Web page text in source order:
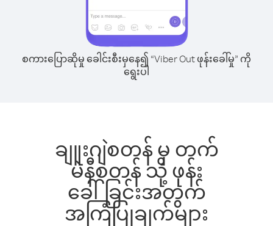
စကားပြောဆိုမှု ခေါင်းစီးမှနေ၍ “Viber Out ဖုန်းခေါ်မှု” ကို
ရွေးပါ
ချူးဂျဲစတန် မှ တက်
မဲနီစတန် သို့ ဖုန်း
ခေါ်ခြင်းအတွက်
အကြံပြုချက်များ